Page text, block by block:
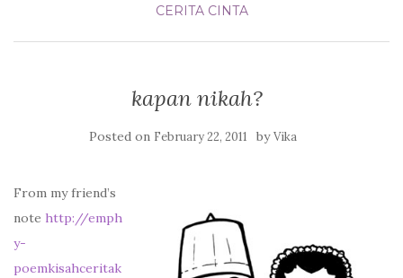
CERITA CINTA
kapan nikah?
Posted on February 22, 2011 byVika
From my friend’s
note http://emph
y-
poemkisahceritak